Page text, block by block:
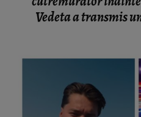
Vedeta a transmis